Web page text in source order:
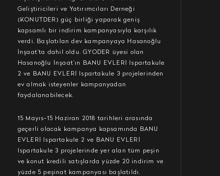
Geliştiricileri ve Yatırımcıları Derneği
(KONUTDER) güç birliği yaparak geniş
kapsamlı bir indirim kampanyasıyla karşılık
verdi. Başlatılan dev kampanyaya Hasanoğlu
İnşaat’ta dahil oldu. GYODER üyesi olan
Hasanoğlu İnşaat’ın BANU EVLERİ Ispartakule
2 ve BANU EVLERİ Ispartakule 3 projelerinden
ev almak isteyenler kampanyadan
faydalanabilecek.
15 Mayıs-15 Haziran 2018 tarihleri arasında
geçerli olacak kampanya kapsamında BANU
EVLERİ Ispartakule 2 ve BANU EVLERİ
Ispartakule 3 projelerinde yer alan tüm peşin
ve konut kredili satışlarda yüzde 20 indirim ve
yüzde 5 peşinat kampanyası başlatıldı.